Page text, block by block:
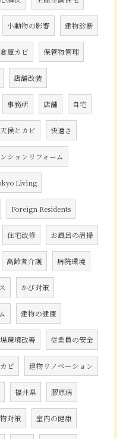
小動物の影響 建物診断
倉庫カビ 保管物管理
店舗改装
事務所 店舗 自宅
天候とカビ 快適さ
ションリフォーム
Living
Foreign Residents
住宅改修 お風呂の清掃
高齢者介護 病院環境
かび対策
建物の健康
環境改善 従業員の安全
ビ 建物リノベーション
福井県 膠原病
対策 室内の健康